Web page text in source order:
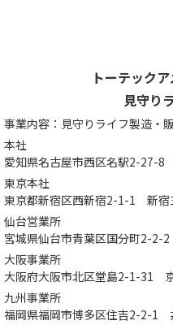
トーテック
見守り
事業内容：見守りライフ製造・
本社
愛知県名古屋市西区名駅2-27-8
東京本社
東京都新宿区西新宿2-1-1 新宿
仙台営業所
宮城県仙台市青葉区国分町2-2-2
大阪事業所
大阪府大阪市北区堂島2-1-31
九州事業所
福岡県福岡市博多区住吉2-2-1